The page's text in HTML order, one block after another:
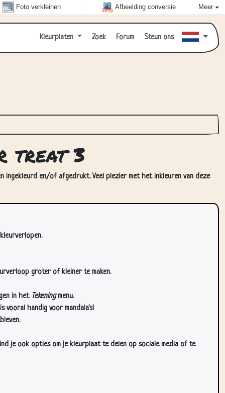
Foto verkleinen Afbeelding conversie Meer
Kleurplaten Zoek Forum Steun ons
treat 3
en/of afgedrukt. Veel plezier met het inkleuren van deze
groter of kleiner te maken.
in het Tekeningmenu.
vooral handig voor mandala's!
je ook opties om je kleurplaat te delen op sociale media of te